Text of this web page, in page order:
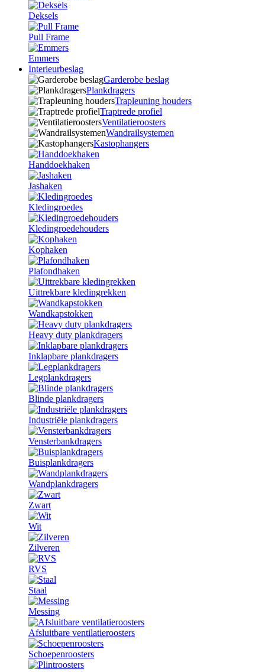
Deksels
Pull Frame
Emmers
Interieurbeslag
Garderobe beslag
Plankdragers
Trapleuning houders
Traptrede profiel
Ventilatieroosters
Wandrailsystemen
Kastophangers
Handdoekhaken
Jashaken
Kledingroedes
Kledingroedehouders
Kophaken
Plafondhaken
Uittrekbare kledingrekken
Wandkapstokken
Heavy duty plankdragers
Inklapbare plankdragers
Legplankdragers
Blinde plankdragers
Industriële plankdragers
Vensterbankdragers
Buisplankdragers
Wandplankdragers
Zwart
Wit
Zilveren
RVS
Staal
Messing
Afsluitbare ventilatieroosters
Schoepenroosters